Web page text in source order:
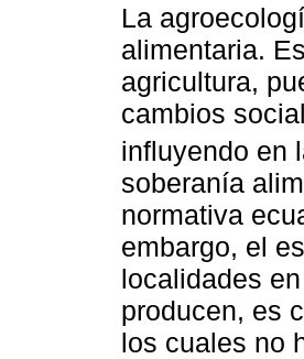
La
alimentaria.
agricultura,
cambios
influyendo en
soberanía
normativa
embargo, el
localidades
producen, es
los cuales no